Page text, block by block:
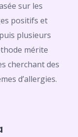
sur les
positifs et
plusieurs
mérite
cherchant des
d’allergies.